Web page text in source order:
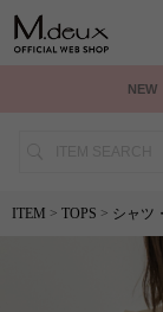
NEW
ITEM > TOPS > シャツ